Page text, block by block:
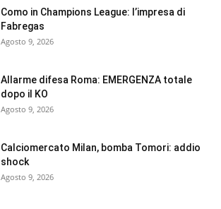
Como in Champions League: l’impresa di
Fabregas
Agosto 9, 2026
Allarme difesa Roma: EMERGENZA totale
dopo il KO
Agosto 9, 2026
Calciomercato Milan, bomba Tomori: addio
shock
Agosto 9, 2026